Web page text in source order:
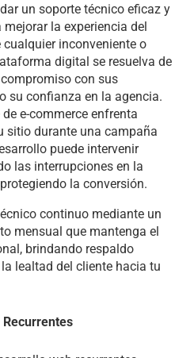
un soporte técnico eficaz y
la experiencia del
inconveniente o
digital se resuelva de
con sus
su confianza en la agencia.
e-commerce enfrenta
sitio durante una campaña
puede intervenir
las interrupciones en la
la conversión.
continuo mediante un
mensual que mantenga el
brindando respaldo
lealtad del cliente hacia tu